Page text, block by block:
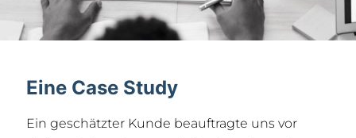
Eine Case Study
Ein geschätzter Kunde beauftragte uns vor